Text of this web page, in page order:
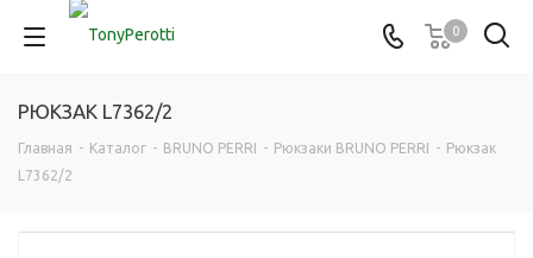
0
РЮКЗАК L7362/2
Главная - Каталог - BRUNO PERRI - Рюкзаки BRUNO PERRI - Рюкзак
L7362/2